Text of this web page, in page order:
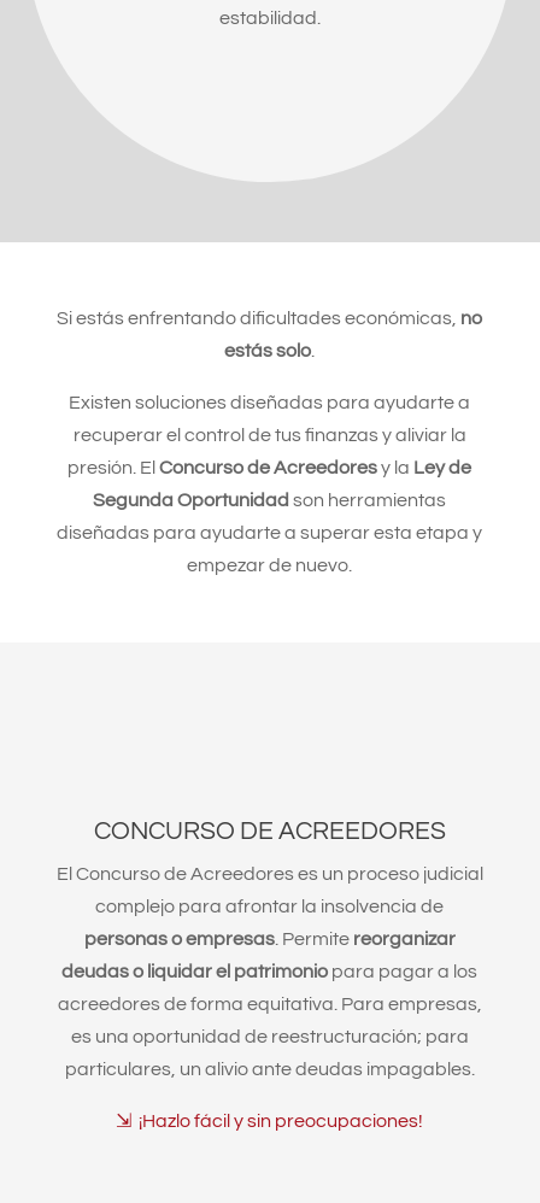
estabilidad.
Si estás enfrentando dificultades económicas, no
estás solo
Existen soluciones diseñadas para ayudarte a
recuperar el control de tus finanzas y aliviar la
presión. ElConcurso de Acreedoresy la Ley de
Segunda Oportunidad son herramientas
diseñadas para ayudarte a superar esta etapa y
empezar de nuevo.
CONCURSO DE ACREEDORES
El Concurso de Acreedores es un proceso judicial
complejo para afrontar la insolvencia de
personas o empresas. Permite reorganizar
deudas o liquidar el patrimonio para pagar a los
acreedores de forma equitativa. Para empresas,
es una oportunidad de reestructuración; para
particulares, un alivio ante deudas impagables.
⇲ ¡Hazlo fácil y sin preocupaciones!